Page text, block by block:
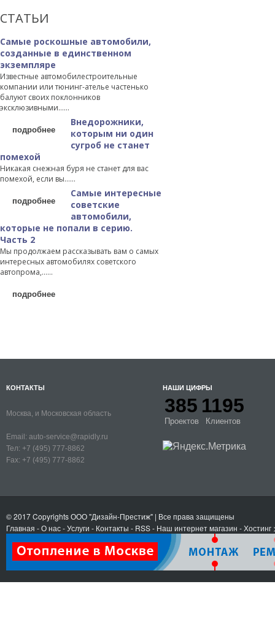
СТАТЬИ
Самые роскошные автомобили,
созданные в единственном
экземпляре
Известные автомобилестроительные
компании или тюнинг-ателье частенько
балуют своих поклонников
эксклюзивными…...
подробнее
Внедорожники,
которым ни один
сугроб не станет
помехой
Никакая снежная буря не станет для вас
помехой, если вы…...
подробнее
Самые интересные
советские
автомобили,
которые не попали в серию.
Часть 2
Мы продолжаем рассказывать вам о самых
интересных автомобилях советского
автопрома,…...
подробнее
КОНТАКТЫ
Москва, и Московская область
Email: auto-service@rapidly.ru
Тел: +7 (495) 777-8862
Fax: +7 (495) 777-8862
НАШИ ЦИФРЫ
385
Проектов
1195
Клиентов
© 2017 CopyrightsООО "Дизайн-Престиж" | Все права защищены
Главная -О нас-Услуги - Контакты - RSS- Наш интернет магазин -Хостинг